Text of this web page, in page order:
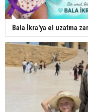
Bala İkra'ya el uzatma